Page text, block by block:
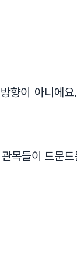
향이 아니에
목들이 드문